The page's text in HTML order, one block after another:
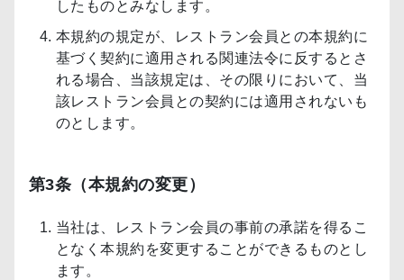
したものとみなします。
本規約の規定が、レストラン会員との本規約に
基づく契約に適用される関連法令に反するとさ
れる場合、当該規定は、その限りにおいて、当
該レストラン会員との契約には適用されないも
のとします。
第3条（本規約の変更）
当社は、レストラン会員の事前の承諾を得るこ
となく本規約を変更することができるものとし
ます。